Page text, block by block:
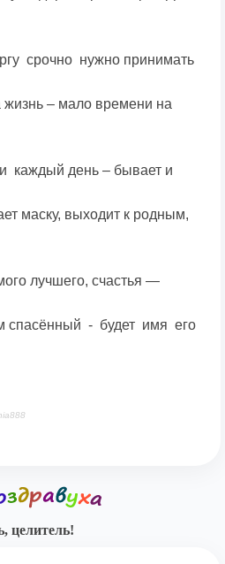
срочно нужно принимать
жизнь – мало времени на
каждый день – бывает и
маску, выходит к родным,
лучшего, счастья —
спасённый - будет имя его
целитель!